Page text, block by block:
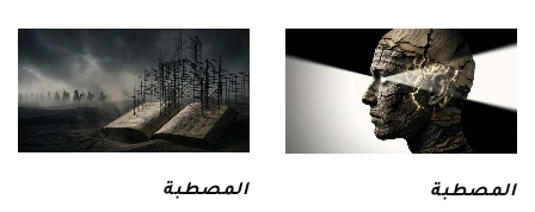
المصطبة المصطبة